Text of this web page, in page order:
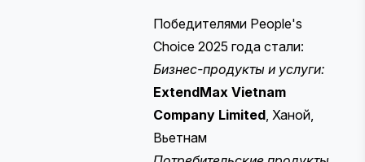
Победителями People's
Choice 2025 года стали:
Бизнес-продукты и услуги:
ExtendMax Vietnam
Company Limited , Ханой,
Вьетнам